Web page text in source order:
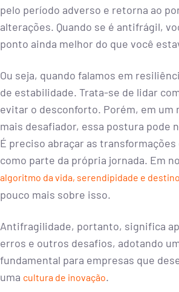
pelo período adverso e retorna ao
alterações. Quando se é antifrágil,
ponto ainda melhor do que você
Ou seja, quando falamos em
de estabilidade. Trata-se de lidar
evitar o desconforto. Porém, em um
mais desafiador, essa postura pode
É preciso abraçar as
como parte da própria jornada. Em
algoritmo da vida, serendipidade e destino
pouco mais sobre isso.
Antifragilidade, portanto, significa
erros e outros desafios, adotando
fundamental para empresas que
uma cultura de inovação.